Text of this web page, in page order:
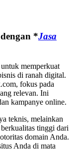
*Jasa
memperkuat
di ranah digital.
fokus pada
relevan. Ini
kampanye online.
teknis, melainkan
tinggi dari
domain Anda.
Anda di mata